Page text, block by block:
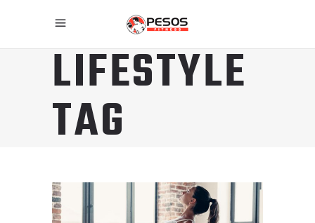
LIFESTYLE
TAG